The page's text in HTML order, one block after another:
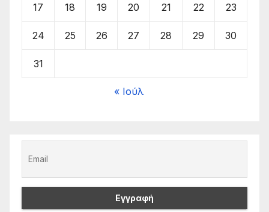
17 18 19 20 21 22 23
24 25 26 27 28 29 30
31
« Ιούλ